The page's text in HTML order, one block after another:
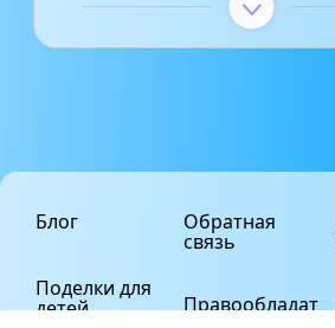
Блог
Поделки для
детей
Обратная
связь
Правообладат